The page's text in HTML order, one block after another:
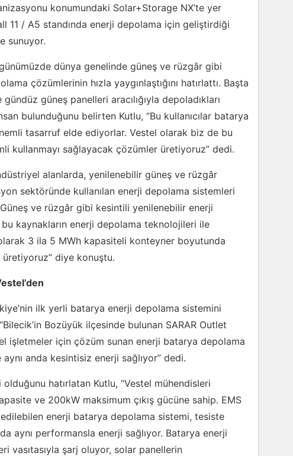
konumundaki Solar+Storage NX’te yer
11 / A5 standında enerji depolama için geliştirdiği
sunuyor.
dünya genelinde güneş ve rüzgâr gibi
çözümlerinin hızla yaygınlaştığını hatırlattı. Başta
güneş panelleri aracılığıyla depoladıkları
bulunduğunu belirten Kutlu, “Bu kullanıcılar batarya
tasarruf elde ediyorlar. Vestel olarak biz de bu
kullanmayı sağlayacak çözümler üretiyoruz” dedi.
alanlarda, yenilenebilir güneş ve rüzgâr
sektöründe kullanılan enerji depolama sistemleri
ve rüzgâr gibi kesintili yenilenebilir enerji
kaynakların enerji depolama teknolojileri ile
3 ila 5 MWh kapasiteli konteyner boyutunda
diye konuştu.
ilk yerli batarya enerji depolama sistemini
Bozüyük ilçesinde bulunan SARAR Outlet
işletmeler için çözüm sunan enerji batarya depolama
anda kesintisiz enerji sağlıyor” dedi.
hatırlatan Kutlu, “Vestel mühendisleri
ve 200kW maksimum çıkış gücüne sahip. EMS
enerji batarya depolama sistemi, tesiste
aynı performansla enerji sağlıyor. Batarya enerji
vasıtasıyla şarj oluyor, solar panellerin